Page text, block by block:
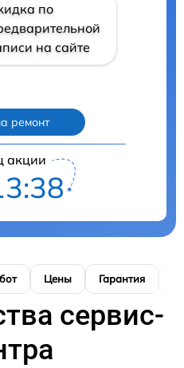
по
на сайте
ремонт
акции
Цены Гарантия
сервис-